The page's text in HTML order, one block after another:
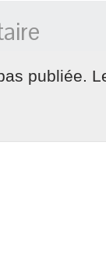
publiée.